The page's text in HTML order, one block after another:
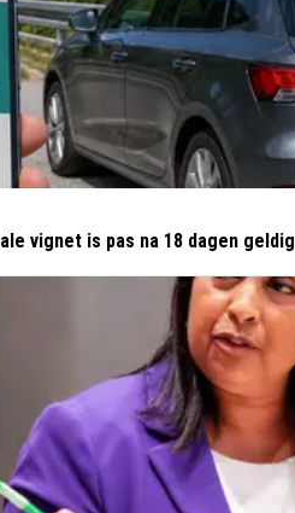
vignet is pas na 18 dagen geldig